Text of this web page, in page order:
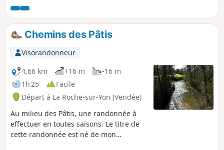
Chemins des Pâtis
Visorandonneur
4,66 km
+16 m
-16 m
1h 25
Facile
Départ à La Roche-sur-Yon (Vendée)
Au milieu des Pâtis, une randonnée à
effectuer en toutes saisons. Le titre de
cette randonnée est né de mon